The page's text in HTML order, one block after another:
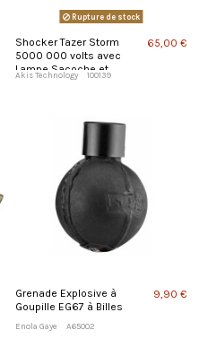
Rupture de stock
Shocker Tazer Storm
5000 000 volts avec
Lampe Sacoche et
Akis Technology 100139
65,00 €
Grenade Explosive à
Goupille EG67 à Billes
Enola Gaye A65002
9,90 €